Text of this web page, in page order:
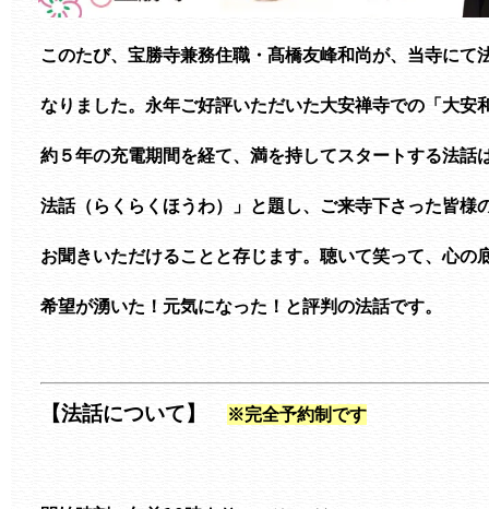
このたび、宝勝寺兼務住職・髙橋友峰和尚が、当寺にて
なりました。永年ご好評いただいた大安禅寺での「大安
約５年の充電期間を経て、満を持してスタートする法話
法話（らくらくほうわ）」と題し、ご来寺下さった皆様
お聞きいただけることと存じます。聴いて笑って、心の
希望が湧いた！元気になった！と評判の法話です。
【法話について】 ※完全予約制です